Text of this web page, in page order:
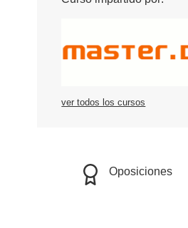
ver todos los cursos
Oposiciones